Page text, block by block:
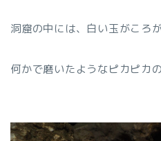
洞窟の中には、白い玉がこ
何かで磨いたようなピカピカ